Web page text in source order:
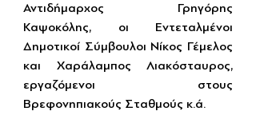
Αντιδήμαρχος Γρηγόρης
Καψοκόλης, οι Εντεταλμένοι
Δημοτικοί Σύμβουλοι Νίκος Γέμελος
και Χαράλαμπος Λιακόσταυρος,
εργαζόμενοι στους
Βρεφονηπιακούς Σταθμούς κ.ά.